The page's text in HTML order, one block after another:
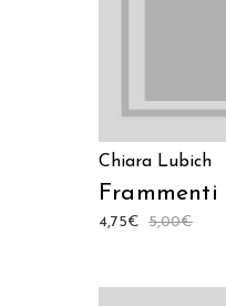
Chiara Lubich
Frammenti
5,00€
4,75€